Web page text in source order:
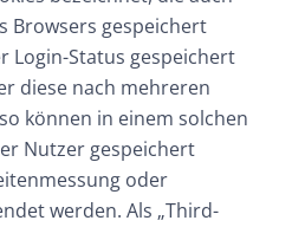
Browsers gespeichert
Login-Status gespeichert
diese nach mehreren
können in einem solchen
Nutzer gespeichert
oder
werden. Als „Third-